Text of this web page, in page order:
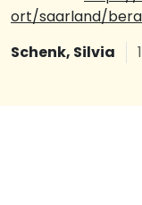
ort/saarland/
Schenk, Silvia